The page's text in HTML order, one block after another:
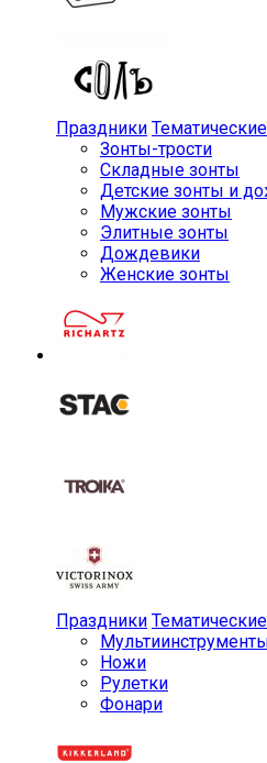
Праздники
Зонты-трости
Складные зонты
Детские зонты и
Мужские зонты
Элитные зонты
Дождевики
Женские зонты
Праздники
Ножи
Рулетки
Фонари